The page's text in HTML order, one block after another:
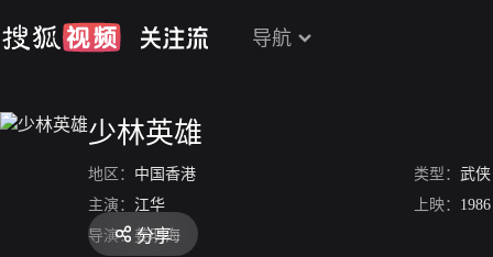
导航
少林英雄
地区： 中国香港 类型： 武侠
主演： 江华 上映： 1986
导演： 姜明海
分享